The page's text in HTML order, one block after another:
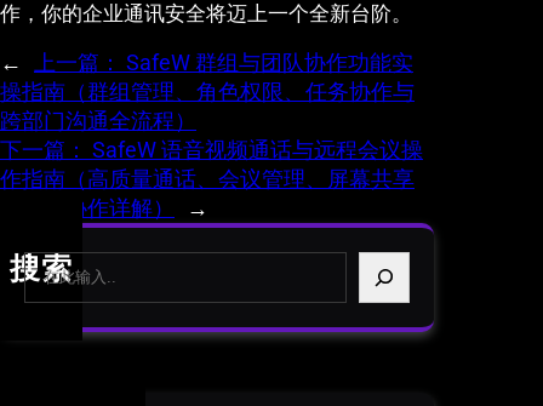
作，你的企业通讯安全将迈上一个全新台阶。
← 上一篇： SafeW 群组与团队协作功能实
操指南（群组管理、角色权限、任务协作与
跨部门沟通全流程）
下一篇： SafeW 语音视频通话与远程会议操
作指南（高质量通话、会议管理、屏幕共享
与多端协作详解）
→
搜索
S